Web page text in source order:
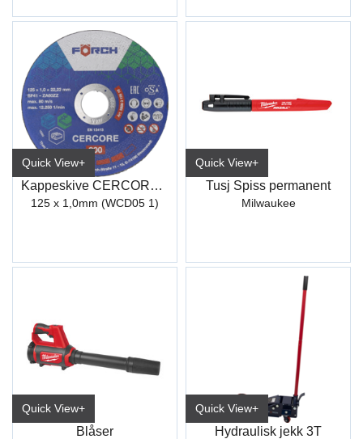
Quick View+
Kappeskive CERCORE 900 stål/inox
125 x 1,0mm (WCD05 1)
Quick View+
Tusj Spiss permanent
Milwaukee
Quick View+
Blåser
Quick View+
Hydraulisk jekk 3T